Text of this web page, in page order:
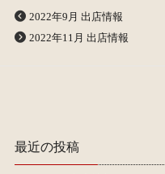
2022年9月 出店情報
2022年11月 出店情報
最近の投稿